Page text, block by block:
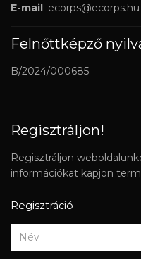
E-mail: ecorps@ecorps.hu
Felnőttképző
B/2024/000685
Regisztráljon!
Regisztráljon
információkat kapjon
Regisztráció